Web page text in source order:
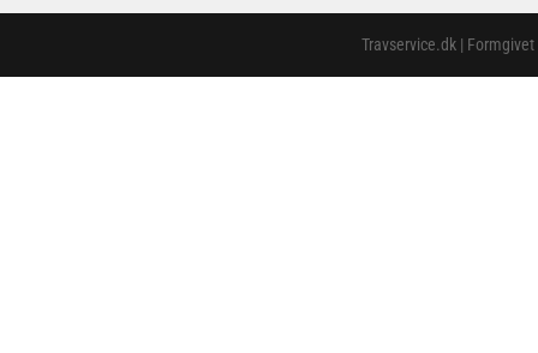
Travservice.dk |